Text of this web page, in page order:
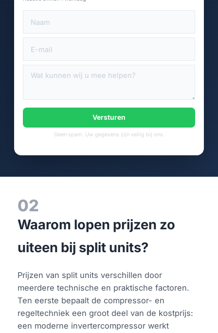
Versturen
Geen spam. Uw gegevens zijn veilig bij ons.
02
Waarom lopen prijzen zo
uiteen bij split units?
Prijzen van split units verschillen door
meerdere technische en praktische factoren.
Ten eerste bepaalt de compressor- en
regeltechniek een groot deel van de kostprijs:
een moderne invertercompressor werkt